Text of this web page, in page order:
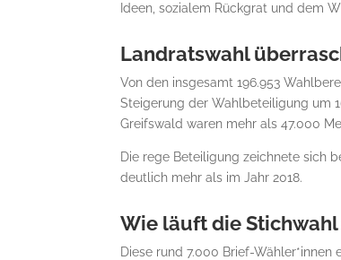
Ideen, sozialem Rückgrat und dem
Landratswahl
Von den insgesamt 196.953
Steigerung der Wahlbeteiligung um
Greifswald waren mehr als 47.000
Die rege Beteiligung zeichnete sich
deutlich mehr als im Jahr 2018.
Wie läuft die Stichwahl
Diese rund 7.000 Brief-